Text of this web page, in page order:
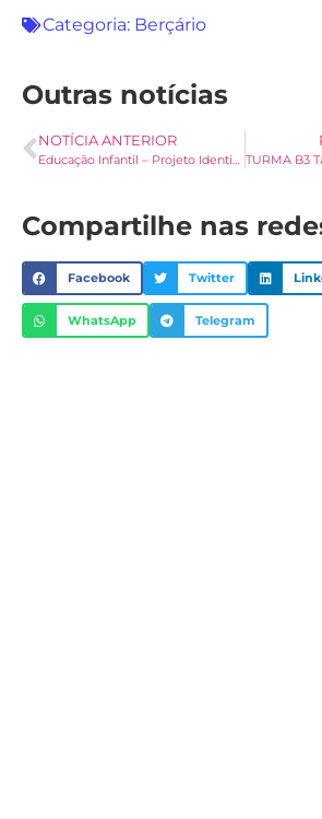
Categoria: Berçário
Outras notícias
NOTÍCIA ANTERIOR
Educação Infantil – Projeto Identidade
Compartilhe nas
Facebook Twitter
WhatsApp Telegram